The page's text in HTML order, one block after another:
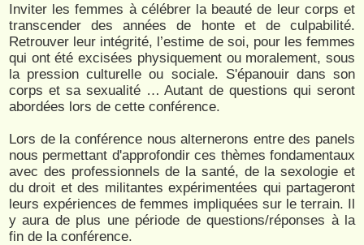
Inviter les femmes à célébrer la beauté de leur corps et
transcender des années de honte et de culpabilité.
Retrouver leur intégrité, l’estime de soi, pour les femmes
qui ont été excisées physiquement ou moralement, sous
la pression culturelle ou sociale. S'épanouir dans son
corps et sa sexualité … Autant de questions qui seront
abordées lors de cette conférence.
Lors de la conférence nous alternerons entre des panels
nous permettant d'approfondir ces thèmes fondamentaux
avec des professionnels de la santé, de la sexologie et
du droit et des militantes expérimentées qui partageront
leurs expériences de femmes impliquées sur le terrain. Il
y aura de plus une période de questions/réponses à la
fin de la conférence.